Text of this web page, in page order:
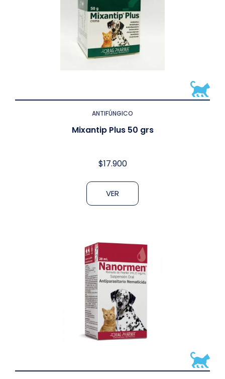
ANTIFÚNGICO
Mixantip Plus 50 grs
$17.900
VER